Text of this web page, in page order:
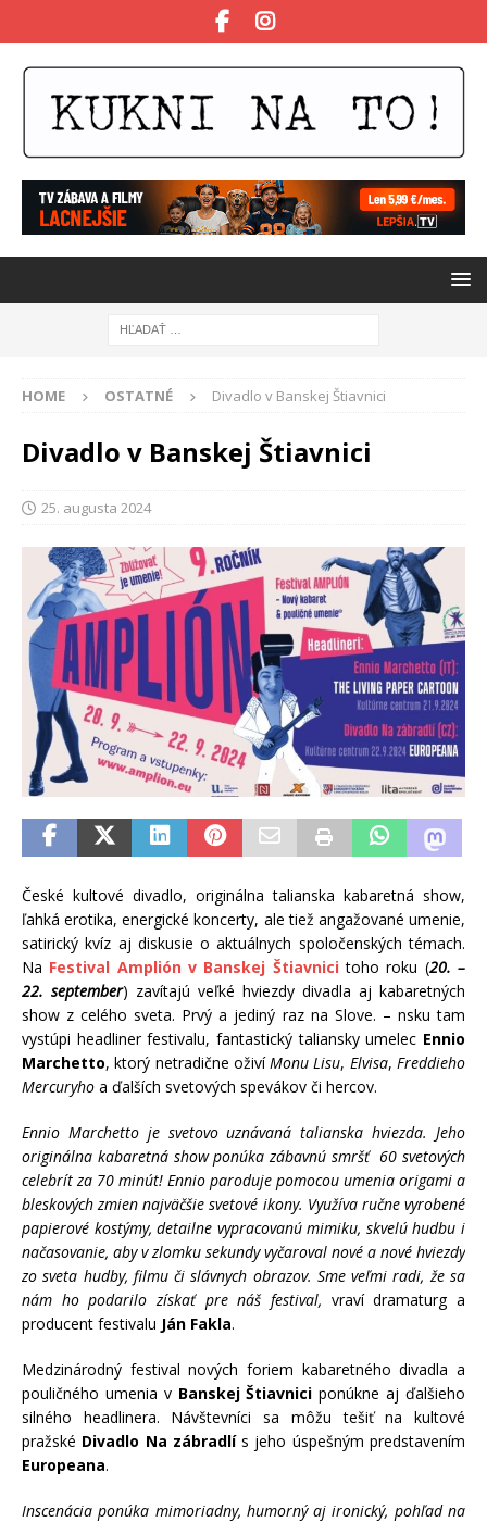
HOME OSTATNÉ Divadlo v Banskej Štiavnici
Divadlo v Banskej Štiavnici
25. augusta 2024
České kultové divadlo, originálna talianska kabaretná show,
ľahká erotika, energické koncerty, ale tiež angažované umenie,
satirický kvíz aj diskusie o aktuálnych spoločenských témach.
Na Festival Amplión v Banskej Štiavnici toho roku (20. –
22. september) zavítajú veľké hviezdy divadla aj kabaretných
show z celého sveta. Prvý a jediný raz na Slove. – nsku tam
vystúpi headliner festivalu, fantastický taliansky umelec Ennio
Marchetto, ktorý netradične oživíMonu Lisu, Elvisa, Freddieho
Mercuryho a ďalších svetových spevákov či hercov.
Ennio Marchetto je svetovo uznávaná talianska hviezda. Jeho
originálna kabaretná show ponúka zábavnú smršť 60 svetových
celebrít za 70 minút! Ennio paroduje pomocou umenia origami a
bleskových zmien najväčšie svetové ikony. Využíva ručne vyrobené
papierové kostýmy, detailne vypracovanú mimiku, skvelú hudbu i
načasovanie, aby v zlomku sekundy vyčaroval nové a nové hviezdy
zo sveta hudby, filmu či slávnych obrazov. Sme veľmi radi, že sa
nám ho podarilo získať pre náš festival, vraví dramaturg a
producent festivalu Ján Fakla.
Medzinárodný festival nových foriem kabaretného divadla a
pouličného umenia v Banskej Štiavnici ponúkne aj ďalšieho
silného headlinera. Návštevníci sa môžu tešiť na kultové
pražské Divadlo Na zábradlís jeho úspešným predstavením
Europeana.
Inscenácia ponúka mimoriadny, humorný aj ironický, pohľad na